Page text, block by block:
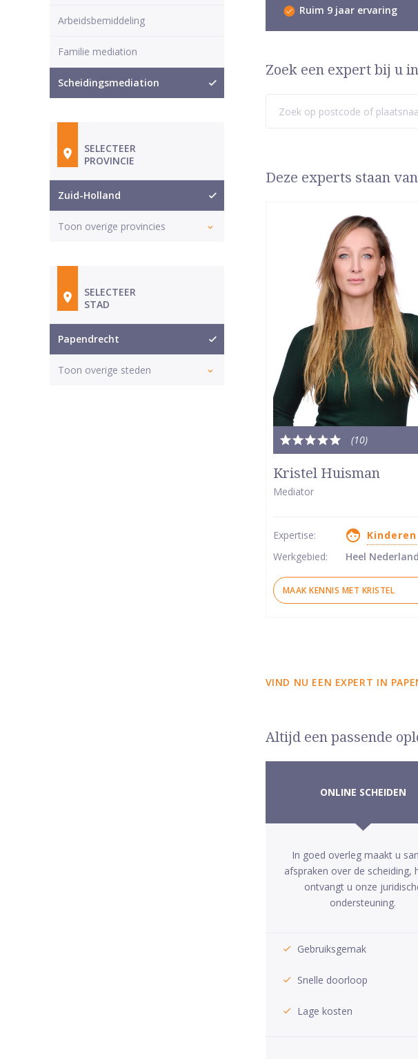
Ruim 9 jaar ervaring
Zoek een expert bij u
Deze experts staan
(10)
Totale
waardering:
5
sterren
Kristel Huisman
Mediator
Expertise:
Kinderen
Werkgebied:
Heel Nederland
MAAK KENNIS MET KRISTEL
VIND NU EEN EXPERT IN
Altijd een passende
ONLINE SCHEIDEN
In goed overleg maakt u
afspraken over de scheiding,
ontvangt u onze
ondersteuning.
Gebruiksgemak
Snelle doorloop
Lage kosten
Arbeidsbemiddeling
Familie mediation
Scheidingsmediation
SELECTEER
PROVINCIE
Zuid-Holland
Toon overige provincies
SELECTEER
STAD
Papendrecht
Toon overige steden